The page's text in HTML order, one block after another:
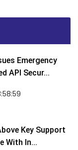
Emergency
API Secur...
Key Support
With In...